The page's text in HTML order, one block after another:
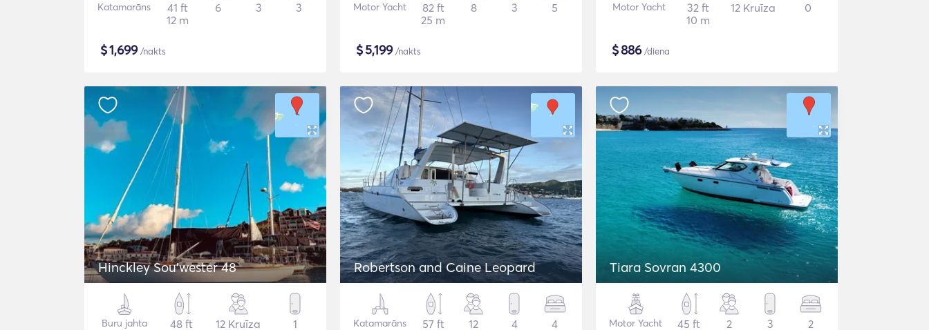
Katamarāns
41 ft
12 m
6 3 3
$1,699/nakts
Motor Yacht
82 ft
25 m
8 3 5
$5,199/nakts
Motor Yacht
32 ft
10 m
12 Kruīza 0
$886/diena
Hinckley Sou’wester 48
Buru jahta
48 ft
12 Kruīza 1
Robertson and Caine Leopard
Katamarāns
57 ft
12 4 4
Tiara Sovran 4300
Motor Yacht
45 ft
2 3 2